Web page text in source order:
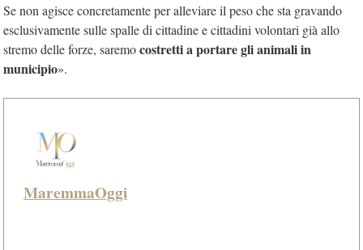
Se non agisce concretamente per alleviare il peso che sta gravando
esclusivamente sulle spalle di cittadine e cittadini volontari già allo
stremo delle forze, saremocostretti a portare gli animali in
municipio».
MaremmaOggi